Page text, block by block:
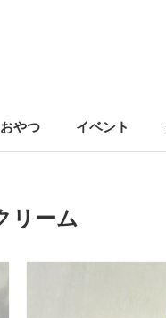
やつ イベント
リーム